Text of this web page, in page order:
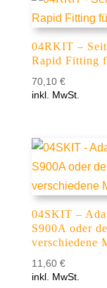
04RKIT –
Rapid Fitting
70,10 €
inkl. MwSt.
04SKIT –
S900A oder
verschiedene
11,60 €
inkl. MwSt.